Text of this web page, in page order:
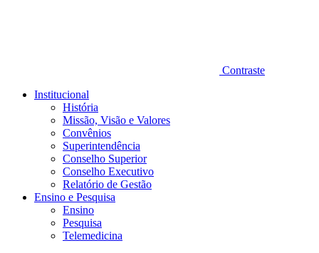
Contraste
Institucional
História
Missão, Visão e Valores
Convênios
Superintendência
Conselho Superior
Conselho Executivo
Relatório de Gestão
Ensino e Pesquisa
Ensino
Pesquisa
Telemedicina